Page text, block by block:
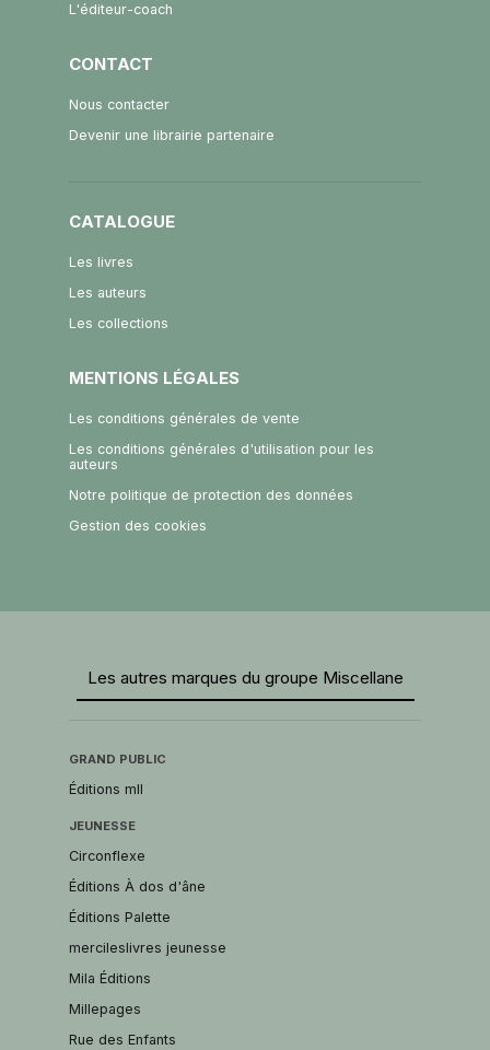
L'éditeur-coach
CONTACT
Nous contacter
Devenir une librairie partenaire
CATALOGUE
Les livres
Les auteurs
Les collections
MENTIONS LÉGALES
Les conditions générales de vente
Les conditions générales d'utilisation pour les
auteurs
Notre politique de protection des données
Gestion des cookies
Les autres marques du groupe Miscellane
GRAND PUBLIC
Éditions mll
JEUNESSE
Circonflexe
Éditions À dos d'âne
Éditions Palette
mercileslivres jeunesse
Mila Éditions
Millepages
Rue des Enfants